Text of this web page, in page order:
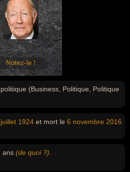
Notez-le !
(Business, Politique, Politique
1924 et mort le 6 novembre 2016
ans (de quoi ?)